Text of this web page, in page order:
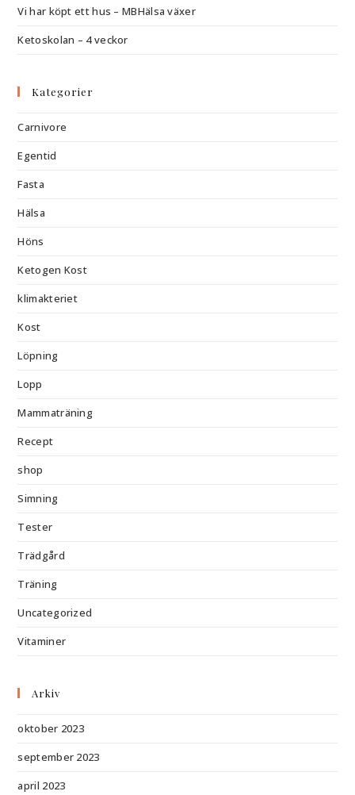
Vi har köpt ett hus – MBHälsa växer
Ketoskolan – 4 veckor
Kategorier
Carnivore
Egentid
Fasta
Hälsa
Höns
Ketogen Kost
klimakteriet
Kost
Löpning
Lopp
Mammaträning
Recept
shop
Simning
Tester
Trädgård
Träning
Uncategorized
Vitaminer
Arkiv
oktober 2023
september 2023
april 2023